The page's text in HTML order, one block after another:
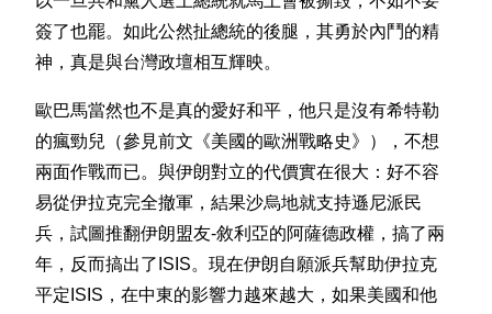
簽了也罷。如此公然扯總統的後腿，其勇於內鬥的精
神，真是與台灣政壇相互輝映。
歐巴馬當然也不是真的愛好和平，他只是沒有希特勒
的瘋勁兒（參見前文《美國的歐洲戰略史》），不想
兩面作戰而已。與伊朗對立的代價實在很大：好不容
易從伊拉克完全撤軍，結果沙烏地就支持遜尼派民
兵，試圖推翻伊朗盟友-敘利亞的阿薩德政權，搞了兩
年，反而搞出了ISIS。現在伊朗自願派兵幫助伊拉克
平定ISIS，在中東的影響力越來越大，如果美國和他